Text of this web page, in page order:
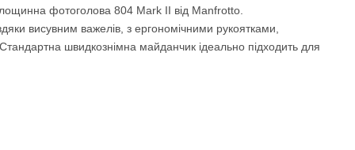
фотоголова 804 Mark II від Manfrotto.
висувним важелів, з ергономічними рукоятками,
швидкознімна майданчик ідеально підходить для